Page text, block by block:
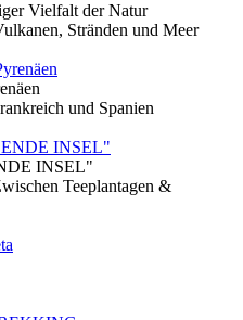
Vielfalt der Natur
Stränden und Meer
und Spanien
INSEL"
Teeplantagen &